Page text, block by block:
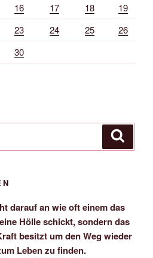
16 17 18
19
23 24 25
26
30
darauf an wie oft einem das
Hölle schickt, sondern das
besitzt um den Weg wieder
Leben zu finden.